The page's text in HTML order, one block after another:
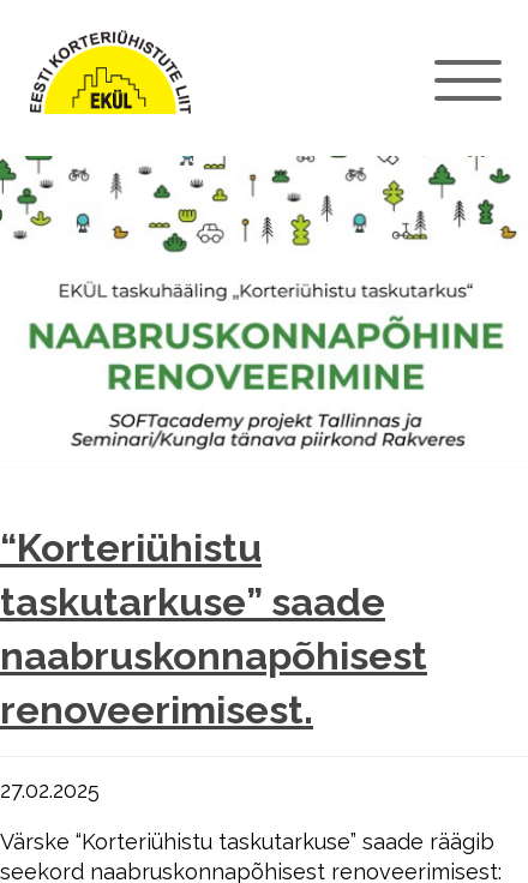
“Korteriühistu
taskutarkuse” saade
naabruskonnapõhisest
renoveerimisest.
27.02.2025
Värske “Korteriühistu taskutarkuse” saade räägib
seekord naabruskonnapõhisest renoveerimisest: